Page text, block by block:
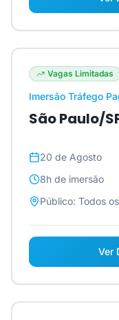
Vagas Limitadas
Imersão Tráfego
São Paulo/
20 de Agosto
8h de imersão
Público: Todos
Ver